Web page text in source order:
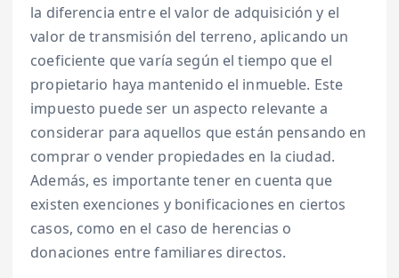
la diferencia entre el valor de adquisición y el
valor de transmisión del terreno, aplicando un
coeficiente que varía según el tiempo que el
propietario haya mantenido el inmueble. Este
impuesto puede ser un aspecto relevante a
considerar para aquellos que están pensando en
comprar o vender propiedades en la ciudad.
Además, es importante tener en cuenta que
existen exenciones y bonificaciones en ciertos
casos, como en el caso de herencias o
donaciones entre familiares directos.